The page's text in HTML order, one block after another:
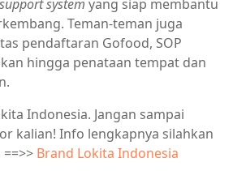
support system yang siap membantu
Teman-teman juga
pendaftaran Gofood, SOP
hingga penataan tempat dan
Indonesia. Jangan sampai
kalian! Info lengkapnya silahkan
Brand Lokita Indonesia